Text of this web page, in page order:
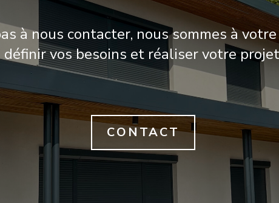
à nous contacter, nous sommes à
définir vos besoins et réaliser votre
CONTACT